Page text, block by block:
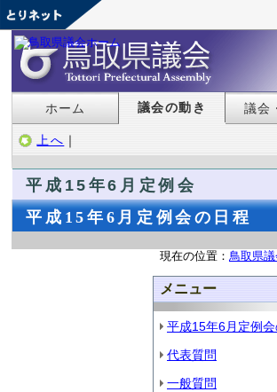
ホーム 議会の動き 議会
上へ ｜
平成15年6月定例会
平成15年6月定例会の日程
現在の位置： 鳥取県
メニュー
平成15年6月定例
代表質問
一般質問